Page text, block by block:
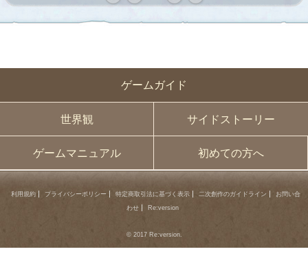
ゲームガイド
世界観 サイドストーリー
ゲームマニュアル 初めての方へ
prev
利用規約 プライバシーポリシー 特定商取引法に基づく表示 二次創作のガイドライン
お問い合
わせ
Re:version
© 2017 Re:version.